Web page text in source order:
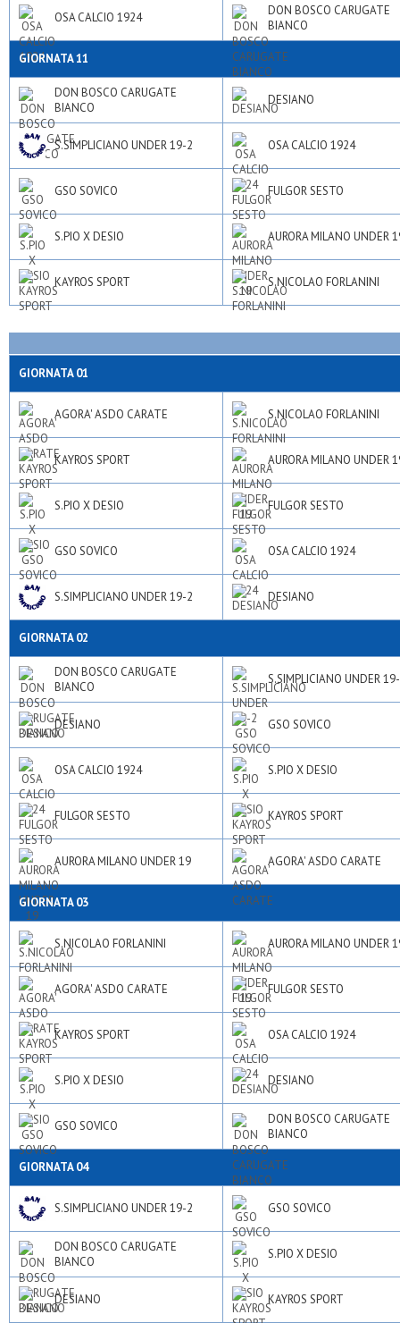
OSA CALCIO 1924
DON BOSCO CARUGATE
BIANCO
GIORNATA 11
DON BOSCO CARUGATE
BIANCO
DESIANO
S.SIMPLICIANO UNDER 19-2 OSA CALCIO 1924
GSO SOVICO FULGOR SESTO
S.PIO X DESIO AURORA MILANO UNDER
KAYROS SPORT S.NICOLAO FORLANINI
GIORNATA 01
AGORA' ASDO CARATE S.NICOLAO FORLANINI
KAYROS SPORT AURORA MILANO UNDER
S.PIO X DESIO FULGOR SESTO
GSO SOVICO OSA CALCIO 1924
S.SIMPLICIANO UNDER 19-2 DESIANO
GIORNATA 02
DON BOSCO CARUGATE
BIANCO
S.SIMPLICIANO UNDER
DESIANO GSO SOVICO
OSA CALCIO 1924 S.PIO X DESIO
FULGOR SESTO KAYROS SPORT
AURORA MILANO UNDER 19 AGORA' ASDO CARATE
GIORNATA 03
S.NICOLAO FORLANINI AURORA MILANO UNDER
AGORA' ASDO CARATE FULGOR SESTO
KAYROS SPORT OSA CALCIO 1924
S.PIO X DESIO DESIANO
GSO SOVICO
DON BOSCO CARUGATE
BIANCO
GIORNATA 04
S.SIMPLICIANO UNDER 19-2 GSO SOVICO
DON BOSCO CARUGATE
BIANCO
S.PIO X DESIO
DESIANO KAYROS SPORT